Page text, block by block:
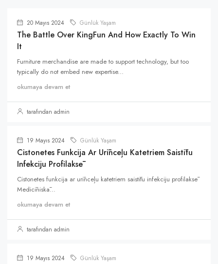
20 Mayıs 2024 Günlük Yaşam
The Battle Over KingFun And How Exactly To Win
It
Furniture merchandise are made to support technology, but too
typically do not embed new expertise...
okumaya devam et
tarafından admin
19 Mayıs 2024 Günlük Yaşam
Cistonetes Funkcija Ar Urīnceļu Katetriem Saistītu
Infekciju Profilaksē
Cistonetes funkcija ar urīnceļu katetriem saistītu infekciju profilaksē
Medicīniskā...
okumaya devam et
tarafından admin
19 Mayıs 2024 Günlük Yaşam